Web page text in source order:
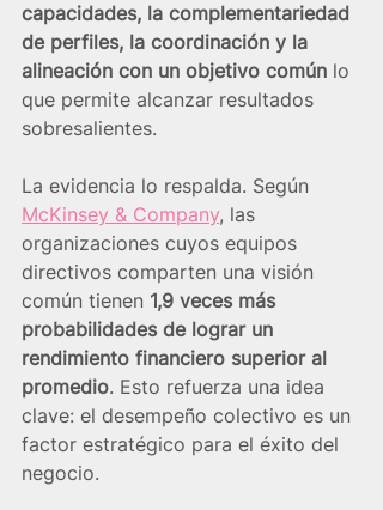
capacidades, la complementariedad
de perfiles, la coordinación y la
alineación con un objetivo común lo
que permite alcanzar resultados
sobresalientes.
La evidencia lo respalda. Según
McKinsey & Company, las
organizaciones cuyos equipos
directivos comparten una visión
común tienen 1,9 veces más
probabilidades de lograr un
rendimiento financiero superior al
promedio. Esto refuerza una idea
clave: el desempeño colectivo es un
factor estratégico para el éxito del
negocio.